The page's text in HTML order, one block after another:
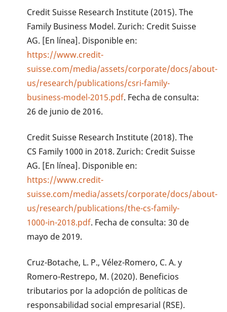
Credit Suisse Research Institute (2015). The
Family Business Model. Zurich: Credit Suisse
AG. [En línea]. Disponible en:
https://www.credit-
suisse.com/media/assets/corporate/docs/about-
us/research/publications/csri-family-
business-model-2015.pdf. Fecha de consulta:
26 de junio de 2016.
Credit Suisse Research Institute (2018). The
CS Family 1000 in 2018. Zurich: Credit Suisse
AG. [En línea]. Disponible en:
https://www.credit-
suisse.com/media/assets/corporate/docs/about-
us/research/publications/the-cs-family-
1000-in-2018.pdf. Fecha de consulta: 30 de
mayo de 2019.
Cruz-Botache, L. P., Vélez-Romero, C. A. y
Romero-Restrepo, M. (2020). Beneficios
tributarios por la adopción de políticas de
responsabilidad social empresarial (RSE).